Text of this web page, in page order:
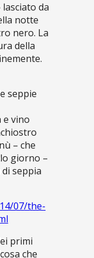
da
notte
nero. La
della
seppie
e vino
– che
giorno –
seppia
07/the-
primi
che